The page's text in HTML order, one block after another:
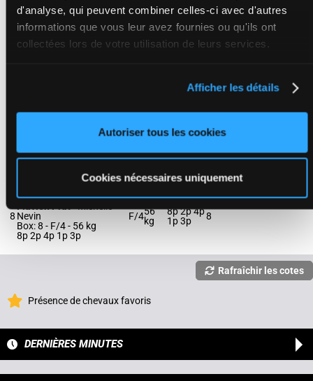
d'analyse, qui peuvent combiner celles-ci avec d'autres
informations que vous leur avez fournies ou qu'ils ont
collectées lors de votre utilisation de leurs services.
Afficher les détails
Autoriser tous les cookies
Cookies nécessaires uniquement
THAT'STHEFACTJACK
(NP)
Romero Ramsay
56
3p 6p 5p
Kendrick Carmouche-
Box: 7 -
6p 5p 1p 5p 3p
F/354
6p 5p 1p7
8
YO LEVEN
Nevin
Box: 8 - F/4 - 56 kg
8p 2p 4p 1p 3p
F/456
kg
8p 2p 4p
1p 3p
8
Rafraîchir les cotes
Présence de chevaux favoris
DERNIÈRES MINUTES